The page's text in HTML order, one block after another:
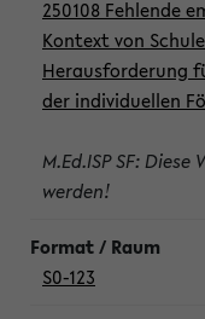
250108 Fehlende
Kontext von
Herausforderung
der individuellen
M.Ed.ISP SF:
werden!
S0-123